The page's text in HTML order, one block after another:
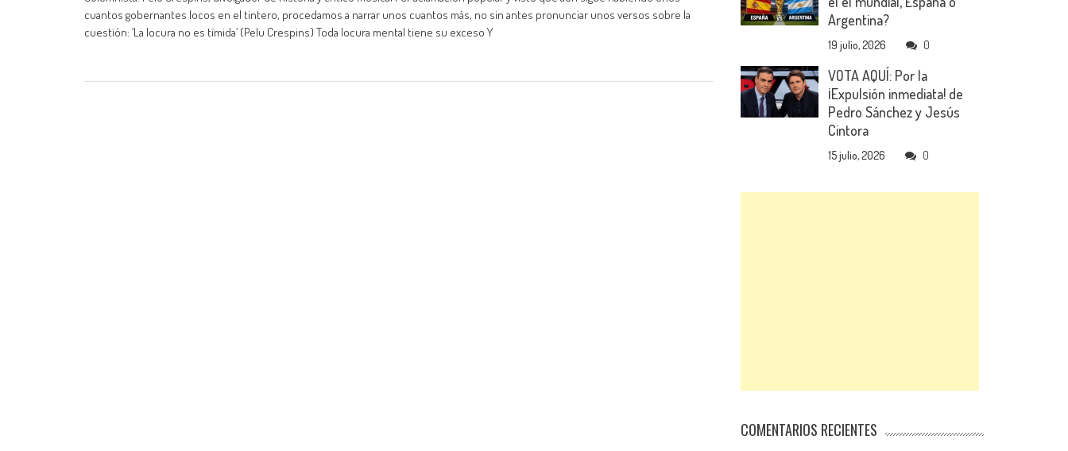
cuantos gobernantes locos en el tintero, procedamos a narrar unos cuantos más, no sin antes pronunciar unos versos sobre la
cuestión: ‘La locura no es tímida’ (Pelu Crespins) Toda locura mental tiene su exceso Y
Argentina?
19 julio, 2026 0
VOTA AQUÍ: Por la
¡Expulsión inmediata! de
Pedro Sánchez y Jesús
Cintora
15 julio, 2026 0
COMENTARIOS RECIENTES